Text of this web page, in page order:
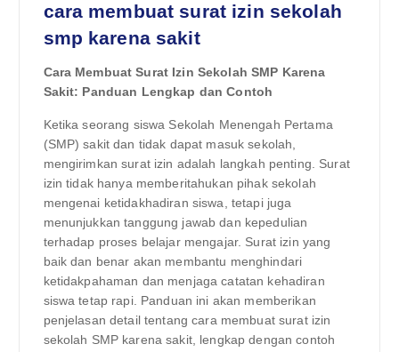
cara membuat surat izin sekolah
smp karena sakit
Cara Membuat Surat Izin Sekolah SMP Karena
Sakit: Panduan Lengkap dan Contoh
Ketika seorang siswa Sekolah Menengah Pertama
(SMP) sakit dan tidak dapat masuk sekolah,
mengirimkan surat izin adalah langkah penting. Surat
izin tidak hanya memberitahukan pihak sekolah
mengenai ketidakhadiran siswa, tetapi juga
menunjukkan tanggung jawab dan kepedulian
terhadap proses belajar mengajar. Surat izin yang
baik dan benar akan membantu menghindari
ketidakpahaman dan menjaga catatan kehadiran
siswa tetap rapi. Panduan ini akan memberikan
penjelasan detail tentang cara membuat surat izin
sekolah SMP karena sakit, lengkap dengan contoh